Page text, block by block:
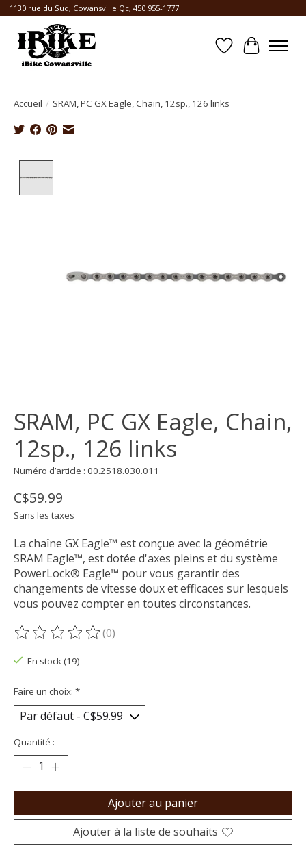
1130 rue du Sud, Cowansville Qc, 450 955-1777
Liste dePanier
Accueil / SRAM, PC GX Eagle, Chain, 12sp., 126 links
SRAM, PC GX Eagle, Chain,
12sp., 126 links
Numéro d’article : 00.2518.030.011
C$59.99
Sans les taxes
La chaîne GX Eagle™ est conçue avec la géométrie
SRAM Eagle™, est dotée d'axes pleins et du système
PowerLock® Eagle™ pour vous garantir des
changements de vitesse doux et efficaces sur lesquels
vous pouvez compter en toutes circonstances.
Ce produit est évalué à
(0)
En stock (19)
Faire un choix: *
Quantité :
Ajouter au panier
Ajouter à la liste de souhaits